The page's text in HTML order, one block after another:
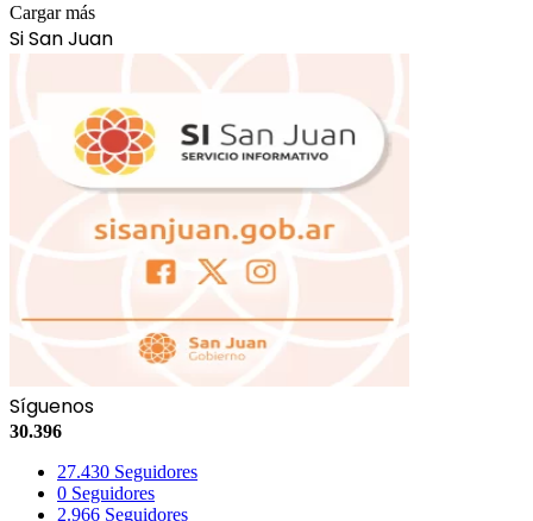
Cargar más
Si San Juan
Síguenos
30.396
27.430 Seguidores
0 Seguidores
2.966 Seguidores